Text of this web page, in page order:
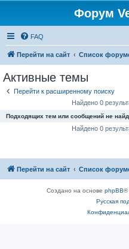
Форум
FAQ
Перейти на сайт Список
Активные темы
Перейти к расширенному поиску
Найдено 0
Подходящих тем или сообщений не
Найдено 0
Перейти на сайт Список
Создано на основе phpBB®
Русская